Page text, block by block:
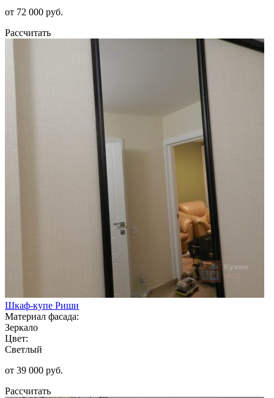
от 72 000 руб.
Рассчитать
Шкаф-купе Риши
Материал фасада:
Зеркало
Цвет:
Светлый
от 39 000 руб.
Рассчитать